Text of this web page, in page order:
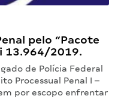
pelo “Pacote
13.964/2019.
de Polícia Federal
Processual Penal I –
por escopo enfrentar